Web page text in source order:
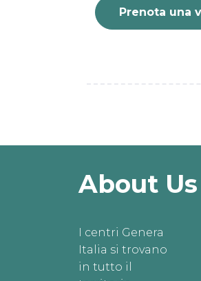
Prenota una
About Us
I centri Genera
Italia si trovano
in tutto il